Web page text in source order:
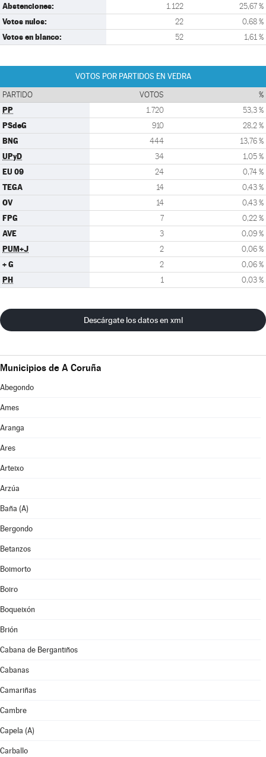
Abstenciones: 1.122 25,67 %
Votos nulos: 22 0,68 %
Votos en blanco: 52 1,61 %
VOTOS POR PARTIDOS EN VEDRA
PARTIDO VOTOS %
PP 1.720 53,3 %
PSdeG 910 28,2 %
BNG 444 13,76 %
UPyD 34 1,05 %
EU 09 24 0,74 %
TEGA 14 0,43 %
OV 14 0,43 %
FPG 7 0,22 %
AVE 3 0,09 %
PUM+J 2 0,06 %
+ G 2 0,06 %
PH 1 0,03 %
Descárgate los datos en xml
Municipios de A Coruña
Abegondo
Ames
Aranga
Ares
Arteixo
Arzúa
Baña (A)
Bergondo
Betanzos
Boimorto
Boiro
Boqueixón
Brión
Cabana de Bergantiños
Cabanas
Camariñas
Cambre
Capela (A)
Carballo